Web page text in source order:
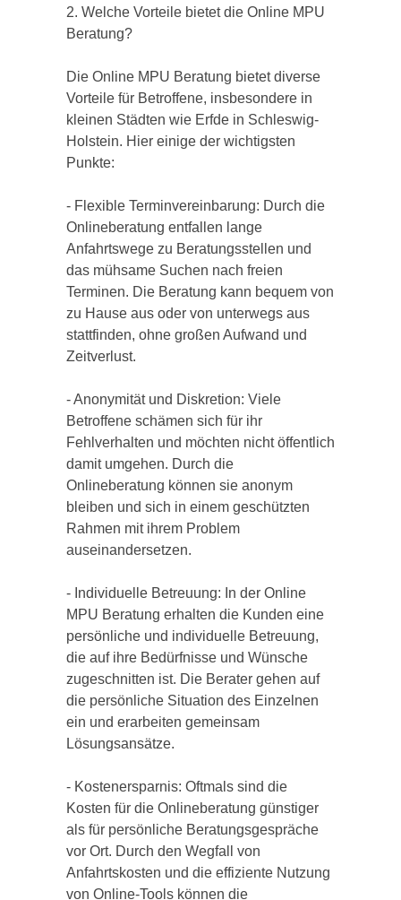
2. Welche Vorteile bietet die Online MPU
Beratung?
Die Online MPU Beratung bietet diverse
Vorteile für Betroffene, insbesondere in
kleinen Städten wie Erfde in Schleswig-
Holstein. Hier einige der wichtigsten
Punkte:
- Flexible Terminvereinbarung: Durch die
Onlineberatung entfallen lange
Anfahrtswege zu Beratungsstellen und
das mühsame Suchen nach freien
Terminen. Die Beratung kann bequem von
zu Hause aus oder von unterwegs aus
stattfinden, ohne großen Aufwand und
Zeitverlust.
- Anonymität und Diskretion: Viele
Betroffene schämen sich für ihr
Fehlverhalten und möchten nicht öffentlich
damit umgehen. Durch die
Onlineberatung können sie anonym
bleiben und sich in einem geschützten
Rahmen mit ihrem Problem
auseinandersetzen.
- Individuelle Betreuung: In der Online
MPU Beratung erhalten die Kunden eine
persönliche und individuelle Betreuung,
die auf ihre Bedürfnisse und Wünsche
zugeschnitten ist. Die Berater gehen auf
die persönliche Situation des Einzelnen
ein und erarbeiten gemeinsam
Lösungsansätze.
- Kostenersparnis: Oftmals sind die
Kosten für die Onlineberatung günstiger
als für persönliche Beratungsgespräche
vor Ort. Durch den Wegfall von
Anfahrtskosten und die effiziente Nutzung
von Online-Tools können die